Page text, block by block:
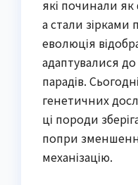
які починали
а стали зірками
еволюція
адаптувалися до
парадів.
генетичних
ці породи
попри
механізацію.